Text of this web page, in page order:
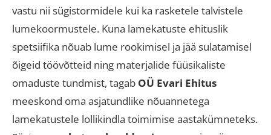
vastu nii sügistormidele kui ka rasketele talvistele
lumekoormustele. Kuna lamekatuste ehituslik
spetsiifika nõuab lume rookimisel ja jää sulatamisel
õigeid töövõtteid ning materjalide füüsikaliste
omaduste tundmist, tagab OÜ Evari Ehitus
meeskond oma asjatundlike nõuannetega
lamekatustele lollikindla toimimise aastakümneteks.